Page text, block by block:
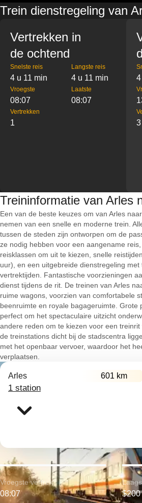
Trein dienstregeling van
Vertrekken in
de ochtend
Snelste reis
4 u 11 min
Langste reis
4 u 11 min
Vroegste
08:07
Laatste
08:07
Vertrekken
1 3
Treininformatie van Arles
Een van de beste keuzes om van Arles
nemen van een snelle en moderne trein.
tussen de steden zijn ontworpen om de
ze nodig hebben voor een aangename
reisklassen om uit te kiezen, snelle
uur), en een uitgebreide dienstregeling met
vertrektijden. Fantastische voorzieningen
dienst tijdens de rit. De treinen van Arles
ruime wagons, voorzien van comfortabele
beenruimte en royale bagageruimte. Grote
perfect om het spectaculaire uitzicht
andere reden om te kiezen voor een
de treinstations dicht bij de stadscentra
met het openbaar vervoer, waardoor het
verplaatsen.
Arles 601 km
1 station
Vroegste vertrek:
08:07 $200